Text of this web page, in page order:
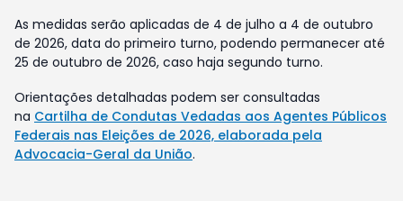
As medidas serão aplicadas de 4 de julho a 4 de outubro
de 2026, data do primeiro turno, podendo permanecer até
25 de outubro de 2026, caso haja segundo turno.
Orientações detalhadas podem ser consultadas
na Cartilha de Condutas Vedadas aos Agentes Públicos
Federais nas Eleições de 2026, elaborada pela
Advocacia-Geral da União.